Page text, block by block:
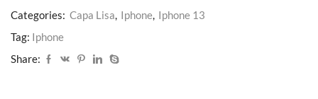
Categories: Capa Lisa, Iphone, Iphone 13
Tag: Iphone
Share: